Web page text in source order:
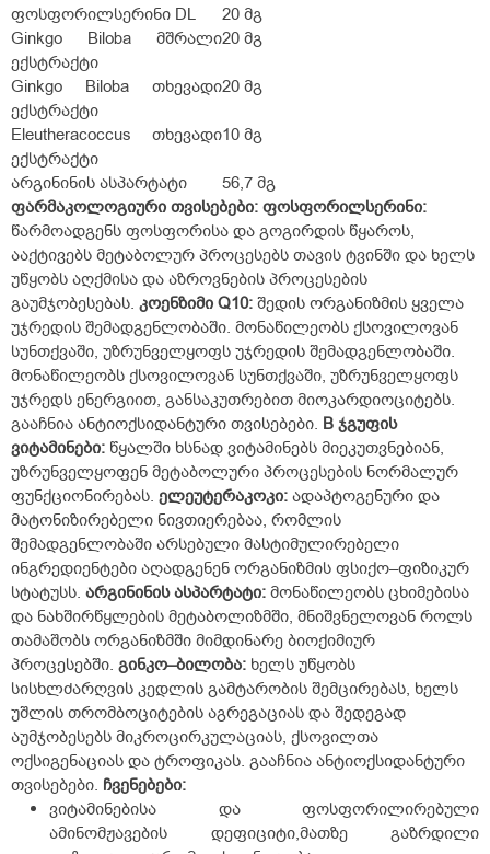
ფოსფორილსერინი DL
20 მგ
Ginkgo Biloba მშრალი
ექსტრაქტი
20 მგ
Ginkgo Biloba თხევადი
ექსტრაქტი
20 მგ
Eleutheracoccus თხევადი
ექსტრაქტი
10 მგ
არგინინის ასპარტატი
56,7 მგ
ფარმაკოლოგიური თვისებები: ფოსფორილსერინი:
წარმოადგენს ფოსფორისა და გოგირდის წყაროს,
ააქტივებს მეტაბოლურ პროცესებს თავის ტვინში და ხელს
უწყობს აღქმისა და აზროვნების პროცესების
გაუმჯობესებას. კოენზიმი Q10: შედის ორგანიზმის ყველა
უჯრედის შემადგენლობაში. მონაწილეობს ქსოვილოვან
სუნთქვაში, უზრუნველყოფს უჯრედის შემადგენლობაში.
მონაწილეობს ქსოვილოვან სუნთქვაში, უზრუნველყოფს
უჯრედს ენერგიით, განსაკუთრებით მიოკარდიოციტებს.
გააჩნია ანტიოქსიდანტური თვისებები. B ჯგუფის
ვიტამინები: წყალში ხსნად ვიტამინებს მიეკუთვნებიან,
უზრუნველყოფენ მეტაბოლური პროცესების ნორმალურ
ფუნქციონირებას. ელეუტერაკოკი: ადაპტოგენური და
მატონიზირებელი ნივთიერებაა, რომლის
შემადგენლობაში არსებული მასტიმულირებელი
ინგრედიენტები აღადგენენ ორგანიზმის ფსიქო–ფიზიკურ
სტატუსს. არგინინის ასპარტატი: მონაწილეობს ცხიმებისა
და ნახშირწყლების მეტაბოლიზმში, მნიშვნელოვან როლს
თამაშობს ორგანიზმში მიმდინარე ბიოქიმიურ
პროცესებში. გინკო–ბილობა: ხელს უწყობს
სისხლძარღვის კედლის გამტარობის შემცირებას, ხელს
უშლის თრომბოციტების აგრეგაციას და შედეგად
აუმჯობესებს მიკროცირკულაციას, ქსოვილთა
ოქსიგენაციას და ტროფიკას. გააჩნია ანტიოქსიდანტური
თვისებები. ჩვენებები:
ვიტამინებისა და ფოსფორილირებული
ამინომჟავების დეფიციტი,მათზე გაზრდილი